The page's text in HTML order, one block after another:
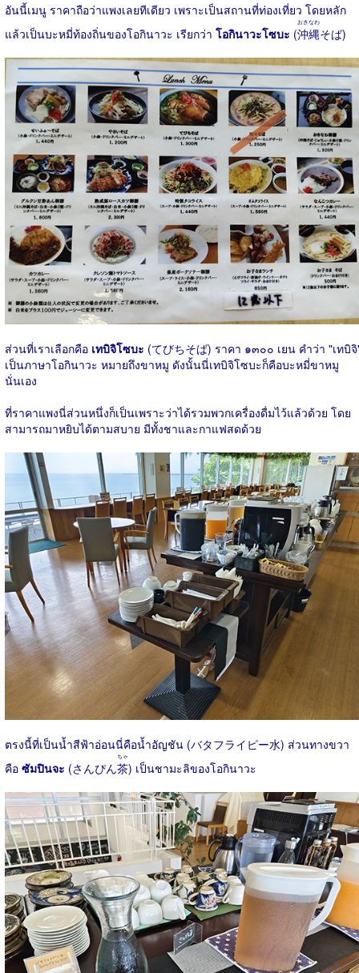
อันนี้เมนู ราคาถือว่าแพงเลยทีเดียว เพราะเป็นสถานที่ท่องเที่ยว โดยหลัก
แล้วเป็นบะหมี่ท้องถิ่นของโอกินาวะ เรียกว่า โอกินาวะโซบะ (沖縄
おきなわ
そば)
ส่วนที่เราเลือกคือ เทบิจิโซบะ (てびちそば) ราคา ๑๓๐๐ เยน คำว่า "เทบิ
เป็นภาษาโอกินาวะ หมายถึงขาหมู ดังนั้นนี่เทบิจิโซบะก็คือบะหมี่ขาหมู
นั่นเอง
ที่ราคาแพงนี่ส่วนหนึ่งก็เป็นเพราะว่าได้รวมพวกเครื่องดื่มไว้แล้วด้วย โดย
สามารถมาหยิบได้ตามสบาย มีทั้งชาและกาแฟสดด้วย
ตรงนี้ที่เป็นน้ำสีฟ้าอ่อนนี่คือน้ำอัญชัน (バタフライピー水) ส่วนทางขวา
คือ ซัมปินจะ (さんぴん茶
ちゃ
) เป็นชามะลิของโอกินาวะ